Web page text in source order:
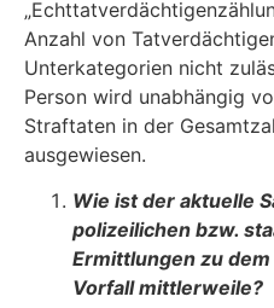
Anzahl von
Unterkategorien nicht
Person wird unabhängig
Straftaten in der
ausgewiesen.
Wie ist der aktuelle
polizeilichen bzw.
Ermittlungen zu
Vorfall mittlerweile?